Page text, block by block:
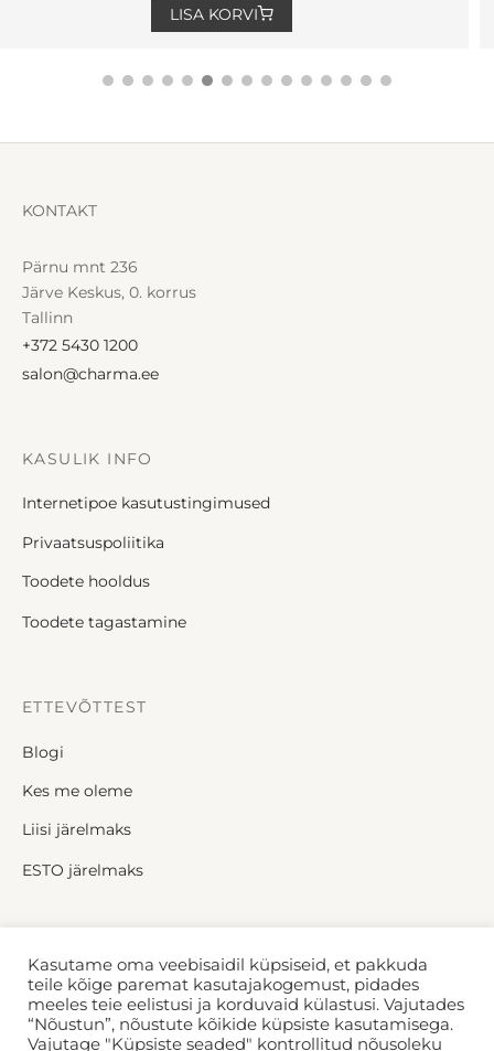
LISA KORVI
KONTAKT
Pärnu mnt 236
Järve Keskus, 0. korrus
Tallinn
+372 5430 1200
salon@charma.ee
KASULIK INFO
Internetipoe kasutustingimused
Privaatsuspoliitika
Toodete hooldus
Toodete tagastamine
ETTEVÕTTEST
Blogi
Kes me oleme
Liisi järelmaks
ESTO järelmaks
JÄLGI MEID
FacebookInstagram
Kasutame oma veebisaidil küpsiseid, et pakkuda
teile kõige paremat kasutajakogemust, pidades
meeles teie eelistusi ja korduvaid külastusi. Vajutades
“Nõustun”, nõustute kõikide küpsiste kasutamisega.
Vajutage "Küpsiste seaded" kontrollitud nõusoleku